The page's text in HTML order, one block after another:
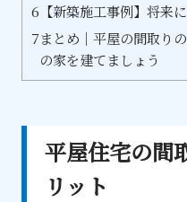
6 【新築施工事例】将来
7まとめ｜平屋の間取り
の家を建てましょう
平屋住宅の間
リット